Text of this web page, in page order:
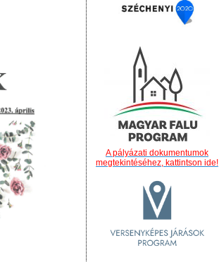
A pályázati dokumentumok
megtekintéséhez, kattintson ide!